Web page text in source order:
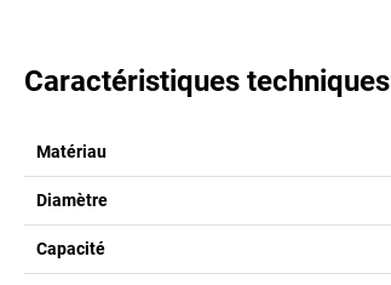
Caractéristiques techniques
Matériau
Diamètre
Capacité